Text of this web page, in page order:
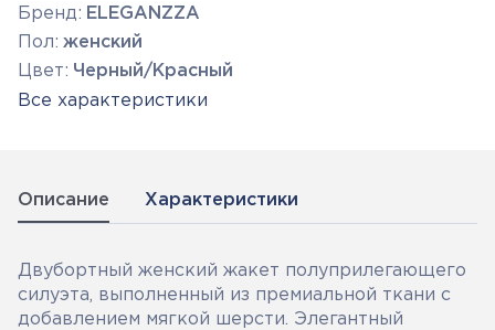
Бренд: ELEGANZZA
Пол: женский
Цвет: Черный/Красный
Все характеристики
Описание Характеристики
Двубортный женский жакет полуприлегающего
силуэта, выполненный из премиальной ткани с
добавлением мягкой шерсти. Элегантный